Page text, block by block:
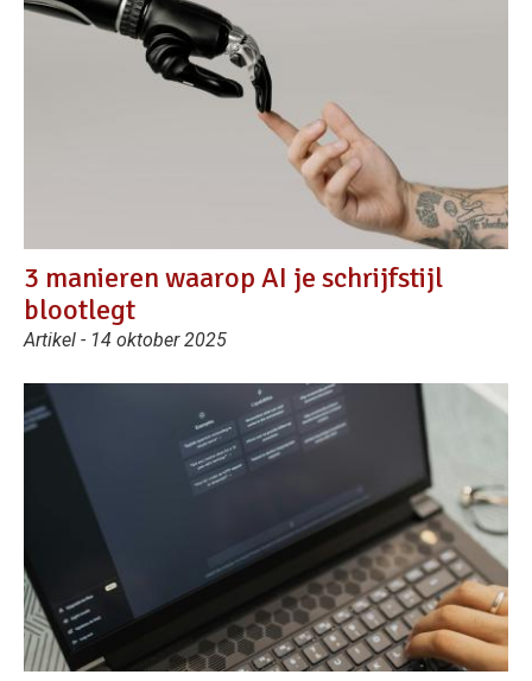
3 manieren waarop AI je schrijfstijl
blootlegt
Artikel - 14 oktober 2025